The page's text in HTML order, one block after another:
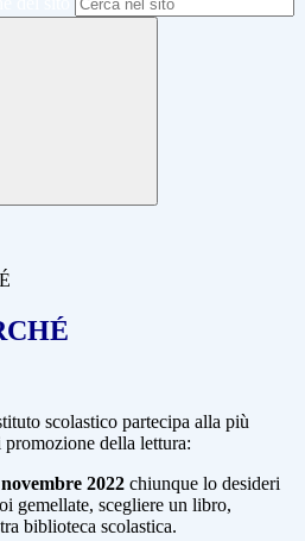
scolastico partecipa alla più
della lettura:
2022 chiunque lo desideri
gemellate, scegliere un libro,
biblioteca scolastica.